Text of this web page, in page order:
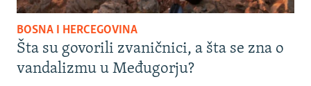
BOSNA I HERCEGOVINA
Šta su govorili zvaničnici, a šta se zna o
vandalizmu u Međugorju?